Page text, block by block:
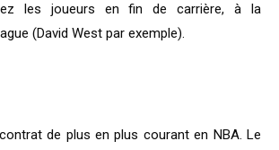
les joueurs en fin de carrière, à la
(David West par exemple).
de plus en plus courant en NBA. Le